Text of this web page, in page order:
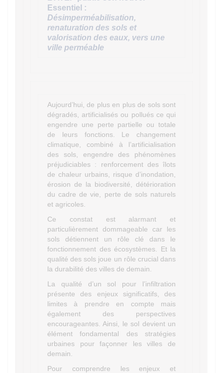
Essentiel :
Désimperméabilisation,
renaturation des sols et
valorisation des eaux, vers une
ville perméable
Aujourd’hui, de plus en plus de sols sont
dégradés, artificialisés ou pollués ce qui
engendre une perte partielle ou totale
de leurs fonctions. Le changement
climatique, combiné à l’artificialisation
des sols, engendre des phénomènes
préjudiciables : renforcement des îlots
de chaleur urbains, risque d’inondation,
érosion de la biodiversité, détérioration
du cadre de vie, perte de sols naturels
et agricoles.
Ce constat est alarmant et
particulièrement dommageable car les
sols détiennent un rôle clé dans le
fonctionnement des écosystèmes. Et la
qualité des sols joue un rôle crucial dans
la durabilité des villes de demain.
La qualité d’un sol pour l’infiltration
présente des enjeux significatifs, des
limites à prendre en compte mais
également des perspectives
encourageantes. Ainsi, le sol devient un
élément fondamental des stratégies
urbaines pour façonner les villes de
demain.
Pour comprendre les enjeux et